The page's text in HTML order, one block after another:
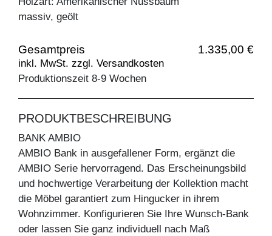
massiv, geölt
Gesamtpreis 1.335,00 €
inkl. MwSt. zzgl. Versandkosten
Produktionszeit 8-9 Wochen
PRODUKTBESCHREIBUNG
BANK AMBIO
AMBIO Bank in ausgefallener Form, ergänzt die
AMBIO Serie hervorragend. Das Erscheinungsbild
und hochwertige Verarbeitung der Kollektion macht
die Möbel garantiert zum Hingucker in ihrem
Wohnzimmer. Konfigurieren Sie Ihre Wunsch-Bank
oder lassen Sie ganz individuell nach Maß